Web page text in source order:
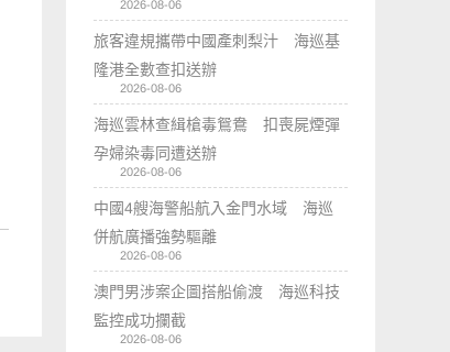
2026-08-06
旅客違規攜帶中國產刺梨汁 海巡基
隆港全數查扣送辦
2026-08-06
海巡雲林查緝槍毒鴛鴦 扣喪屍煙彈
孕婦染毒同遭送辦
2026-08-06
中國4艘海警船航入金門水域 海巡
併航廣播強勢驅離
2026-08-06
澳門男涉案企圖搭船偷渡 海巡科技
監控成功攔截
2026-08-06